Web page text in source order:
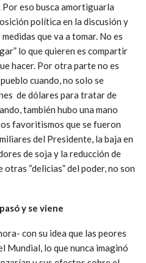
eso busca amortiguarla
política en la discusión y
que va a tomar. No es
lo que quieren es compartir
hacer. Por otra parte no es
cuando, no solo se
de dólares para tratar de
también hubo una mano
favoritismos que se fueron
del Presidente, la baja en
de soja y la reducción de
“delicias” del poder, no son
y se viene
con su idea que las peores
Mundial, lo que nunca imaginó